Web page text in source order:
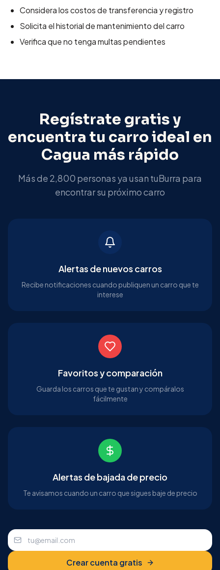
Considera los costos de transferencia y registro
Solicita el historial de mantenimiento del carro
Verifica que no tenga multas pendientes
Regístrate gratis y
encuentra tu carro ideal en
Cagua más rápido
Más de 2,800 personas ya usan tuBurra para
encontrar su próximo carro
Alertas de nuevos carros
Recibe notificaciones cuando publiquen un carro que te
interese
Favoritos y comparación
Guarda los carros que te gustan y compáralos
fácilmente
Alertas de bajada de precio
Te avisamos cuando un carro que sigues baje de precio
Crear cuenta gratis